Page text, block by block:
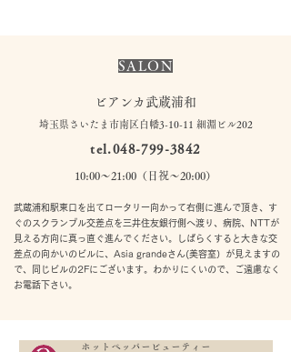
SALON
ビアンカ武蔵浦和
埼玉県さいたま市南区白幡3-10-11 細淵ビル202
tel.048-799-3842
10:00〜21:00（日祝〜20:00）
武蔵浦和駅東口を出てロータリー向かって右側に進んで頂き、す
ぐのスクランブル交差点を三井住友銀行側へ渡り、病院、NTTが
見える方向に真っ直ぐ進んでください。しばらくすると大きな交
差点の向かいのビルに、Asia grandeさん(美容室）が見えますの
で、同じビルの2Fにございます。わかりにくいので、ご遠慮なく
お電話下さい。
ホットペッパービューティー